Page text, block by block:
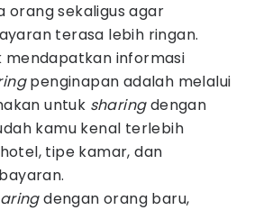
orang sekaligus agar
terasa lebih ringan.
mendapatkan informasi
penginapan adalah melalui
untuk sharingdengan
kamu kenal terlebih
tipe kamar, dan
dengan orang baru,